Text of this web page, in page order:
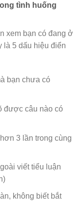
tình huống
xem bạn có đang ở
là 5 dấu hiệu điển
bạn chưa có
được câu nào có
3 lần trong cùng
viết tiểu luận
không biết bắt